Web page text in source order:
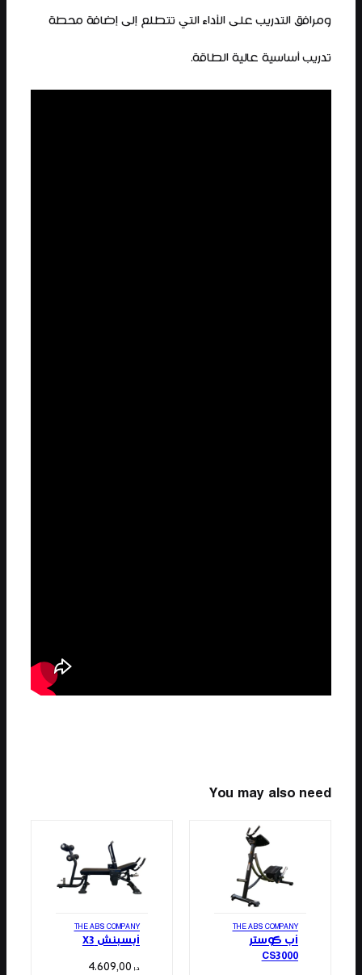
ومرافق التدريب على الأداء التي تتطلع إلى إضافة محطة
تدريب أساسية عالية الطاقة.
You may also need
THE ABS COMPANY
أب كوستر
CS3000
THE ABS COMPANY
أبسبنش X3
د.إ4.609,00